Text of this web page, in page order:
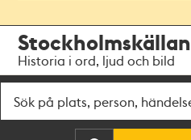
navigationen
huvudinnehållet
Stockholmskällan
Historia i ord, ljud och bild